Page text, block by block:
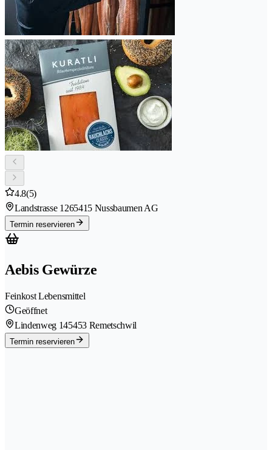
4.8(5)
Landstrasse 1265415 Nussbaumen AG
Termin reservieren
Aebis Gewürze
Feinkost Lebensmittel
Geöffnet
Lindenweg 145453 Remetschwil
Termin reservieren